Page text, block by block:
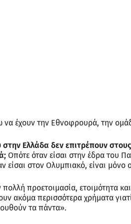
να έχουν την Εθνοφρουρά, την
στην Ελλάδα δεν επιτρέπουν
Οπότε όταν είσαι στην έδρα του
είσαι στον Ολυμπιακό, είναι
προετοιμασία, ετοιμότητα
ακόμα περισσότερα χρήματα
τα πάντα».